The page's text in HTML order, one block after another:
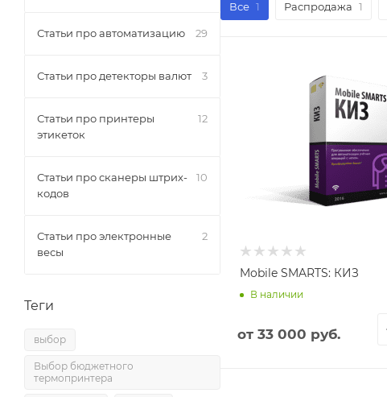
Все 1 Распродажа 1
Mobile SMARTS: КИЗ
В наличии
от 33 000 руб.
Статьи про автоматизацию 29
Статьи про детекторы валют 3
Статьи про принтеры
этикеток
12
Статьи про сканеры штрих-
кодов
10
Статьи про электронные
весы
2
Теги
выбор
Выбор бюджетного
термопринтера